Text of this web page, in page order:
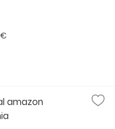
amazon